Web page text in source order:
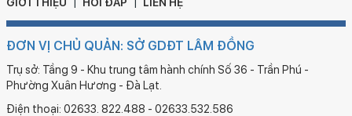
ĐƠN VỊ CHỦ QUẢN: SỞ GDĐT LÂM ĐỒNG
Trụ sở: Tầng 9 - Khu trung tâm hành chính Số 36 - Trần Phú -
Phường Xuân Hương - Đà Lạt.
Điện thoại: 02633. 822.488 - 02633.532.586